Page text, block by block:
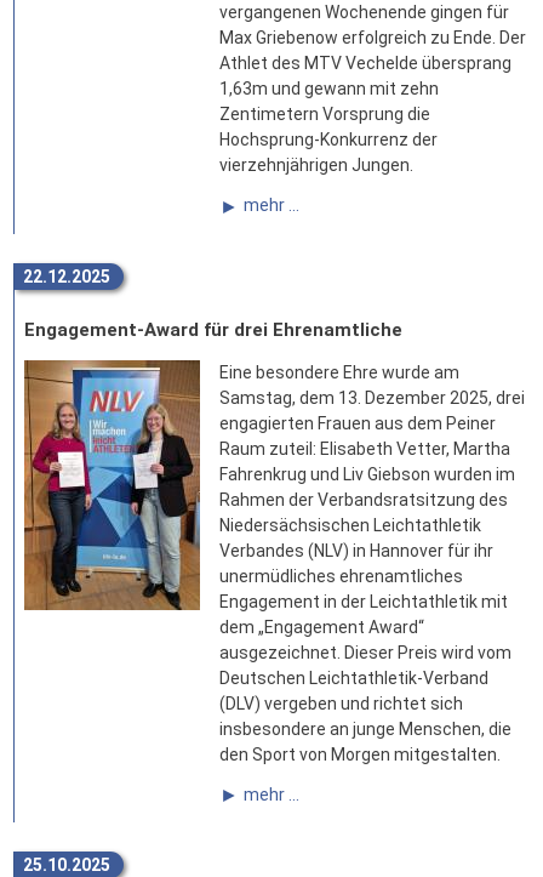
vergangenen Wochenende gingen für
Max Griebenow erfolgreich zu Ende. Der
Athlet des MTV Vechelde übersprang
1,63m und gewann mit zehn
Zentimetern Vorsprung die
Hochsprung-Konkurrenz der
vierzehnjährigen Jungen.
mehr ...
22.12.2025
Engagement-Award für drei Ehrenamtliche
Eine besondere Ehre wurde am
Samstag, dem 13. Dezember 2025, drei
engagierten Frauen aus dem Peiner
Raum zuteil: Elisabeth Vetter, Martha
Fahrenkrug und Liv Giebson wurden im
Rahmen der Verbandsratsitzung des
Niedersächsischen Leichtathletik
Verbandes (NLV) in Hannover für ihr
unermüdliches ehrenamtliches
Engagement in der Leichtathletik mit
dem „Engagement Award“
ausgezeichnet. Dieser Preis wird vom
Deutschen Leichtathletik-Verband
(DLV) vergeben und richtet sich
insbesondere an junge Menschen, die
den Sport von Morgen mitgestalten.
mehr ...
25.10.2025